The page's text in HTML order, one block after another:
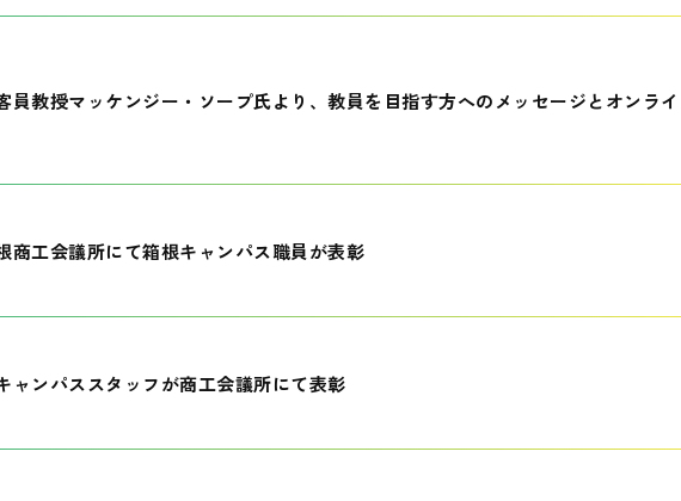
員教授マッケンジー・ソープ氏より、教員を目指す方へのメッセージとオンラ
商工会議所にて箱根キャンパス職員が表彰
ャンパススタッフが商工会議所にて表彰